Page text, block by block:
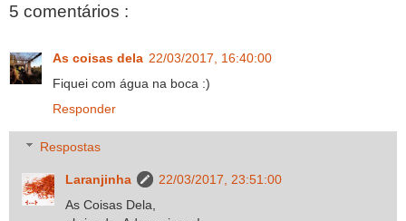
5 comentários :
As coisas dela 22/03/2017, 16:40:00
Fiquei com água na boca :)
Responder
Respostas
Laranjinha
22/03/2017, 23:51:00
As Coisas Dela,